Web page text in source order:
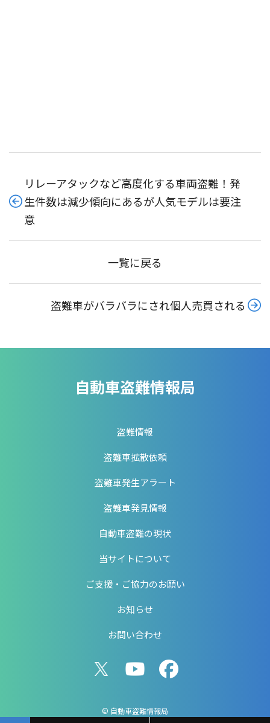
リレーアタックなど高度化する車両盗難！発
生件数は減少傾向にあるが人気モデルは要注
意
一覧に戻る
盗難車がバラバラにされ個人売買される
自動車盗難情報局
盗難情報
盗難車拡散依頼
盗難車発生アラート
盗難車発見情報
自動車盗難の現状
当サイトについて
ご支援・ご協力のお願い
お知らせ
お問い合わせ
© 自動車盗難情報局